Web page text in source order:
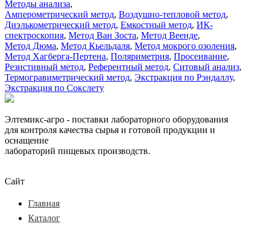
Методы анализа,
Амперометрический метод, Воздушно-тепловой метод,
Диэлькометрический метод, Емкостный метод, ИК-
спектроскопия, Метод Ван Зоста, Метод Веенде,
Метод Дюма, Метод Кьельдаля, Метод мокрого озоления,
Метод Хагберга-Пертена, Поляриметрия, Просеивание,
Резистивный метод, Референтный метод, Ситовый анализ,
Термогравиметрический метод, Экстракция по Рэндаллу,
Экстракция по Сокслету
Элтемикс-агро - поставки лабораторного оборудования
для контроля качества сырья и готовой продукции и
оснащение
лабораторий пищевых производств.
Сайт
Главная
Каталог